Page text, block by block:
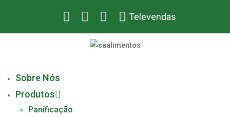
Televendas
Sobre Nós
Produtos
Panificação